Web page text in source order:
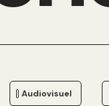
Audiovisuel